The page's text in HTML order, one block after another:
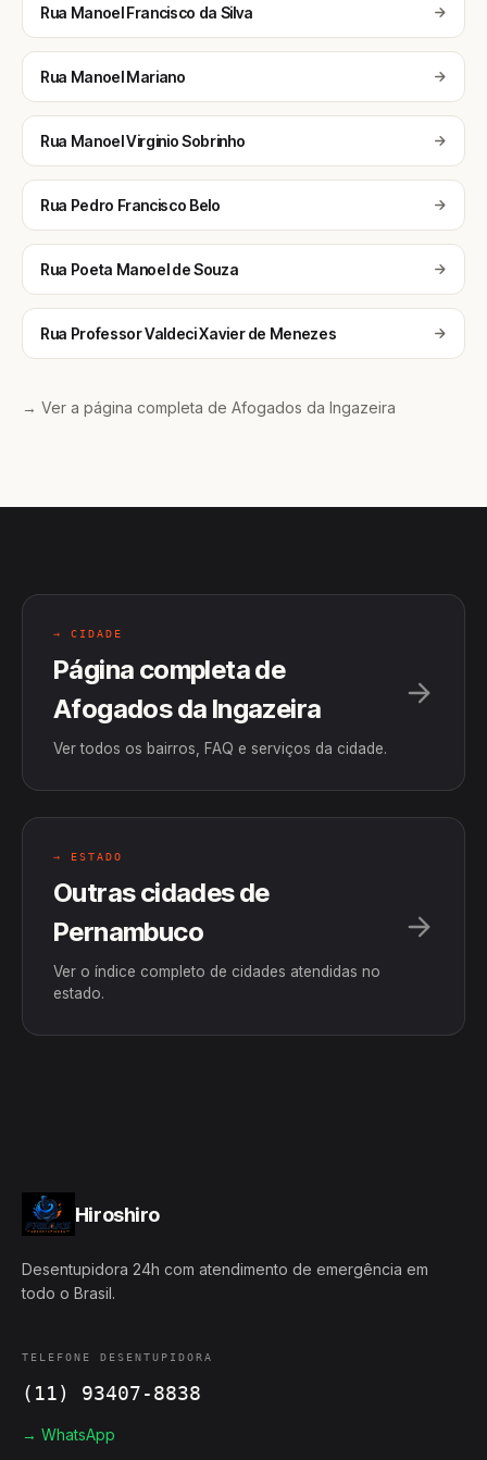
Rua Manoel Francisco da Silva
Rua Manoel Mariano
Rua Manoel Virginio Sobrinho
Rua Pedro Francisco Belo
Rua Poeta Manoel de Souza
Rua Professor Valdeci Xavier de Menezes
→ Ver a página completa de Afogados da Ingazeira
→ CIDADE
Página completa de
Afogados da Ingazeira
Ver todos os bairros, FAQ e serviços da cidade.
→ ESTADO
Outras cidades de
Pernambuco
Ver o índice completo de cidades atendidas no
estado.
Hiroshiro
Desentupidora 24h com atendimento de emergência em
todo o Brasil.
TELEFONE DESENTUPIDORA
(11) 93407-8838
→ WhatsApp